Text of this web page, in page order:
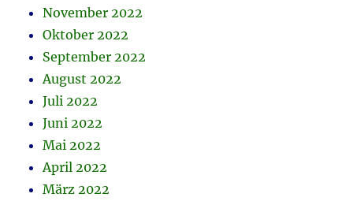
November 2022
Oktober 2022
September 2022
August 2022
Juli 2022
Juni 2022
Mai 2022
April 2022
März 2022